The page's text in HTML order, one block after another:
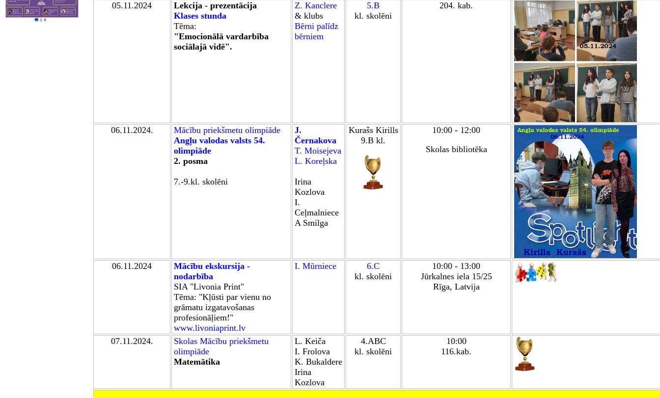
05.11.2024
Lekcija - prezentācija
Klases stunda
Tēma:
"Emocionālā vardarbība
sociālajā vidē".
Z. Kanclere
& klubs
Bērni palīdz
bērniem
5.B
kl. skolēni
204. kab.
06.11.2024. Mācību priekšmetu olimpiāde
Angļu valodas valsts 54.
olimpiāde
2. posma
7.-9.kl. skolēni
J.
Černakova
T. Moisejeva
L. Koreļska
Irina
Kozlova
I.
Ceļmalniece
A Smilga
Kurašs Kirills
9.B kl.
10:00 - 12:00
Skolas bibliotēka
06.11.2024
Mācību ekskursija -
nodarbība
SIA "Livonia Print"
Tēma: "Kļūsti par vienu no
grāmatu izgatavošanas
profesionāļiem!"
www.livoniaprint.lv
I. Mūrniece
6.C
kl. skolēni
10:00 - 13:00
Jūrkalnes iela 15/25
Rīga, Latvija
07.11.2024. Skolas Mācību priekšmetu
olimpiāde
Matemātika
L. Keiča
I. Frolova
K. Bukaldere
Irina
Kozlova
4.ABC
kl. skolēni
10:00
116.kab.